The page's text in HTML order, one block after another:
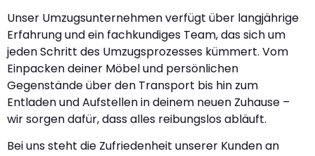
Unser Umzugsunternehmen verfügt über langjährige
Erfahrung und ein fachkundiges Team, das sich um
jeden Schritt des Umzugsprozesses kümmert. Vom
Einpacken deiner Möbel und persönlichen
Gegenstände über den Transport bis hin zum
Entladen und Aufstellen in deinem neuen Zuhause –
wir sorgen dafür, dass alles reibungslos abläuft.
Bei uns steht die Zufriedenheit unserer Kunden an